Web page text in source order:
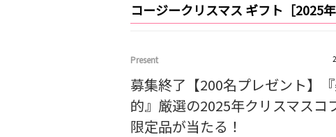
コージークリスマス ギフト［2025
Present
募集終了【200名プレゼント】
的』厳選の2025年クリスマスコ
限定品が当たる！